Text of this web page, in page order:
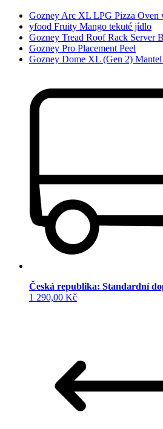
Gozney Arc XL LPG Pizza Oven
yfood Fruity Mango tekuté jídlo
Gozney Tread Roof Rack Server
Gozney Pro Placement Peel
Gozney Dome XL (Gen 2)
Česká republika: Standardní
1 290,00 Kč